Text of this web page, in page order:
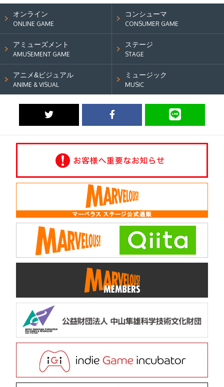
オンライン
ONLINE GAME
コンシューマ
CONSUMER GAME
アミューズメント
AMUSEMENT GAME
ステージ
STAGE
アニメ&ビジュアル
ANIME & VISUAL
ミュージック
MUSIC